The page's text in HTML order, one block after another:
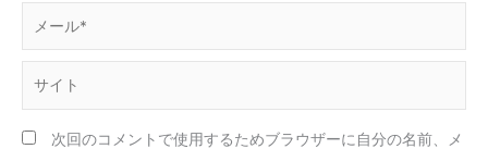
ー
ル
次回のコメントで使用するためブラウザーに自分の名前、メ